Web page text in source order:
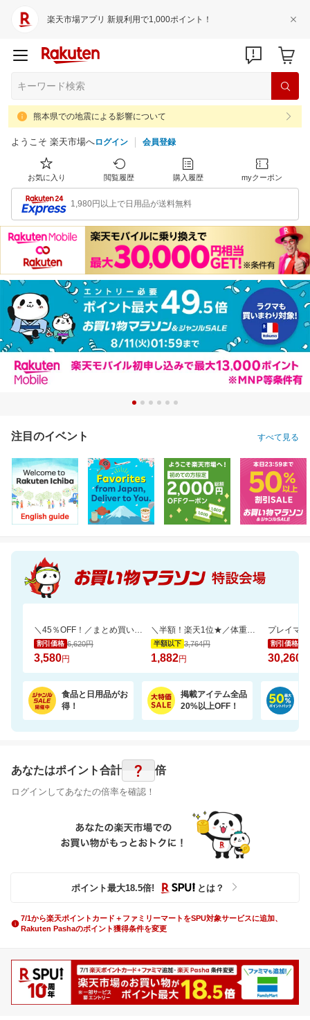
楽天市場アプリ 新規利用で1,000ポイント！
熊本県での地震による影響について
ようこそ 楽天市場へログイン 会員登録
お気に入り 閲覧履歴 購入履歴 myクーポン
1,980円以上で日用品が送料無料
注目のイベント すべて見る
＼45％OFF！／まとめ買いに！ペーパータオル 5パック×6個セット
割引価格 6,620円
3,580円
＼半額！楽天1位★／体重・体脂肪・ウエスト周囲径・BMI値が気になるあなたへ！
半額以下 3,764円
1,882円
割引価格
30,260
食品と日用品がお
得！
掲載アイテム全品
20%以上OFF！
あなたはポイント合計 ? 倍
ログインしてあなたの倍率を確認！
ポイント最大18.5倍! とは？
7/1から楽天ポイントカード＋ファミリーマートをSPU対象サービスに追加、
Rakuten Pashaのポイント獲得条件を変更